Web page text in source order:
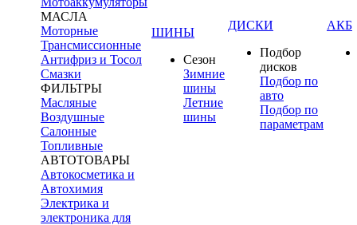
МАСЛА
Моторные
Трансмиссионные
Антифриз и Тосол
Смазки
ФИЛЬТРЫ
Масляные
Воздушные
Салонные
Топливные
АВТОТОВАРЫ
Автокосметика и
Автохимия
Электрика и
электроника для
ШИНЫ
Сезон
Зимние
шины
Летние
шины
ДИСКИ
Подбор
дисков
Подбор по
авто
Подбор по
параметрам
АКБ